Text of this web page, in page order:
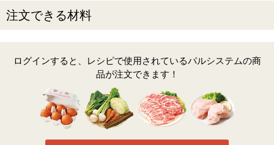
注文できる材料
ログインすると、レシピで使用されているパルシステムの商
品が注文できます！